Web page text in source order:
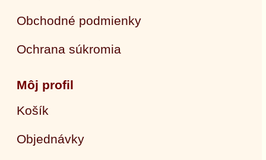
Obchodné podmienky
Ochrana súkromia
Môj profil
Košík
Objednávky